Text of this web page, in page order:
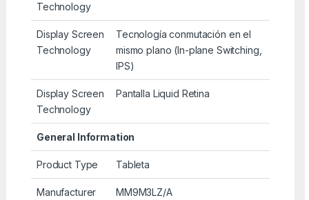
Technology
Display Screen
Technology
Tecnología conmutación en el
mismo plano (In-plane Switching,
IPS)
Display Screen
Technology
Pantalla Liquid Retina
General Information
Product Type Tableta
Manufacturer
MM9M3LZ/A